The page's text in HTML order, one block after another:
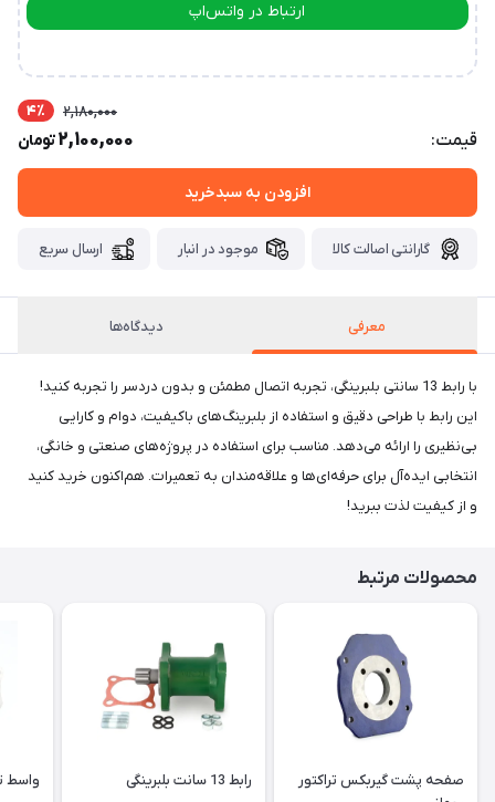
ارتباط در واتس‌اپ
قیمت:
2,180,000 4٪
2,100,000تومان
افزودن به سبدخرید
گارانتی اصالت کالا موجود در انبار ارسال سریع
معرفی دیدگاه‌ها
با رابط 13 سانتی بلبرینگی، تجربه‌ اتصال مطمئن و بدون دردسر را تجربه کنید!
این رابط با طراحی دقیق و استفاده از بلبرینگ‌های باکیفیت، دوام و کارایی
بی‌نظیری را ارائه می‌دهد. مناسب برای استفاده در پروژه‌های صنعتی و خانگی،
انتخابی ایده‌آل برای حرفه‌ای‌ها و علاقه‌مندان به تعمیرات. هم‌اکنون خرید کنید
و از کیفیت لذت ببرید!
محصولات مرتبط
صفحه پشت گیربکس تراکتور
رابط 13 سانت بلبرینگی واسط